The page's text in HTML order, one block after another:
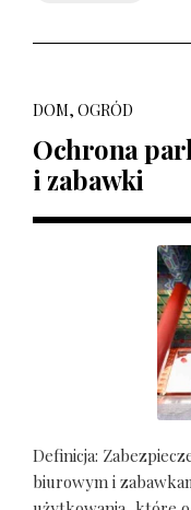
DOM, OGRÓD
Ochrona
i zabawki
Definicja:
biurowym i